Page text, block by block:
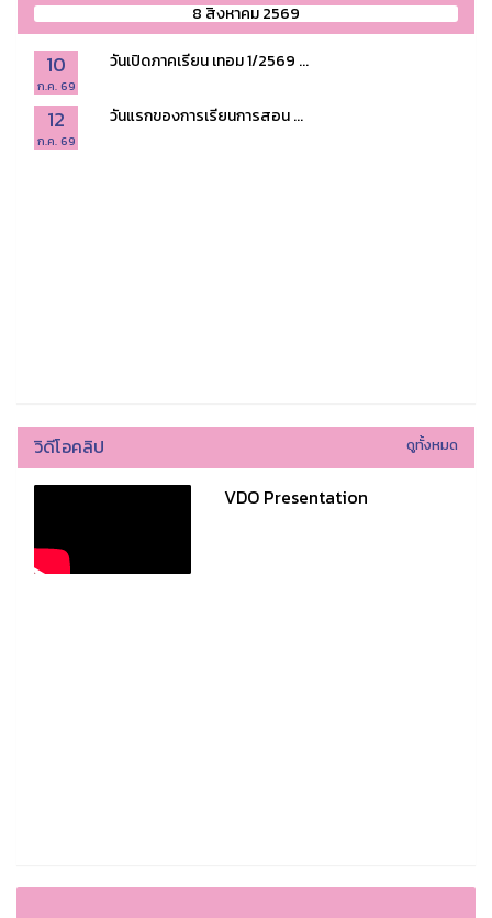
8 สิงหาคม 2569
10
ก.ค. 69
วันเปิดภาคเรียน เทอม 1/2569 ...
12
ก.ค. 69
วันแรกของการเรียนการสอน ...
วิดีโอคลิป ดูทั้งหมด
VDO Presentation